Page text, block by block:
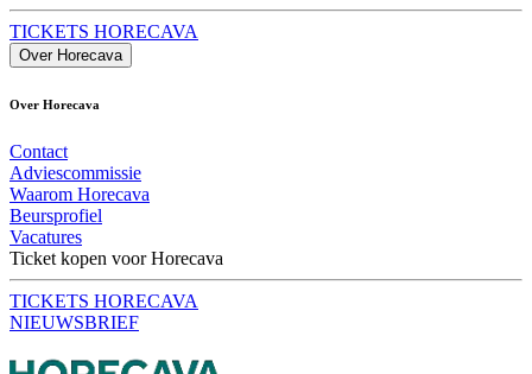
TICKETS HORECAVA
Over Horecava
Over Horecava
Contact
Adviescommissie
Waarom Horecava
Beursprofiel
Vacatures
Ticket kopen voor Horecava
TICKETS HORECAVA
NIEUWSBRIEF